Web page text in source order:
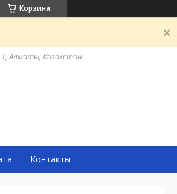
Корзина
Алматы, Казахстан
Контакты